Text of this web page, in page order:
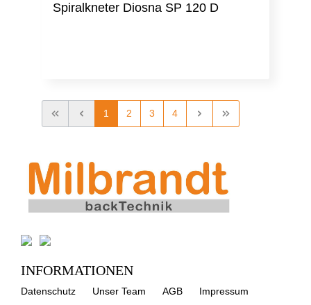
Spiralkneter Diosna SP 120 D
1 2 3 4
INFORMATIONEN
Datenschutz Unser Team AGB Impressum